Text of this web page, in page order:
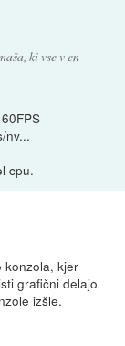
ki vse v en
nv...
cpu.
konzola, kjer
grafični delajo
izšle.